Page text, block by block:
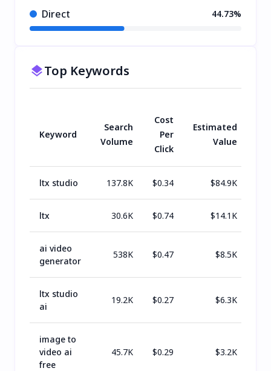
Direct 44.73%
Top Keywords
Keyword
Search
Volume
Cost
Per
Click
Estimated
Value
ltx studio 137.8K $0.34 $84.9K
ltx 30.6K $0.74 $14.1K
ai video
generator
538K $0.47 $8.5K
ltx studio
ai
19.2K $0.27 $6.3K
image to
video ai
free
45.7K $0.29 $3.2K